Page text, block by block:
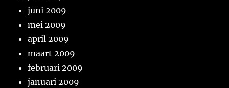
juni 2009
mei 2009
april 2009
maart 2009
februari 2009
januari 2009